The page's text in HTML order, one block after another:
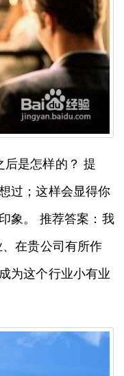
后是怎样的？ 提
过；这样会显得你
象。 推荐答案：我
在贵公司有所作
为这个行业小有业